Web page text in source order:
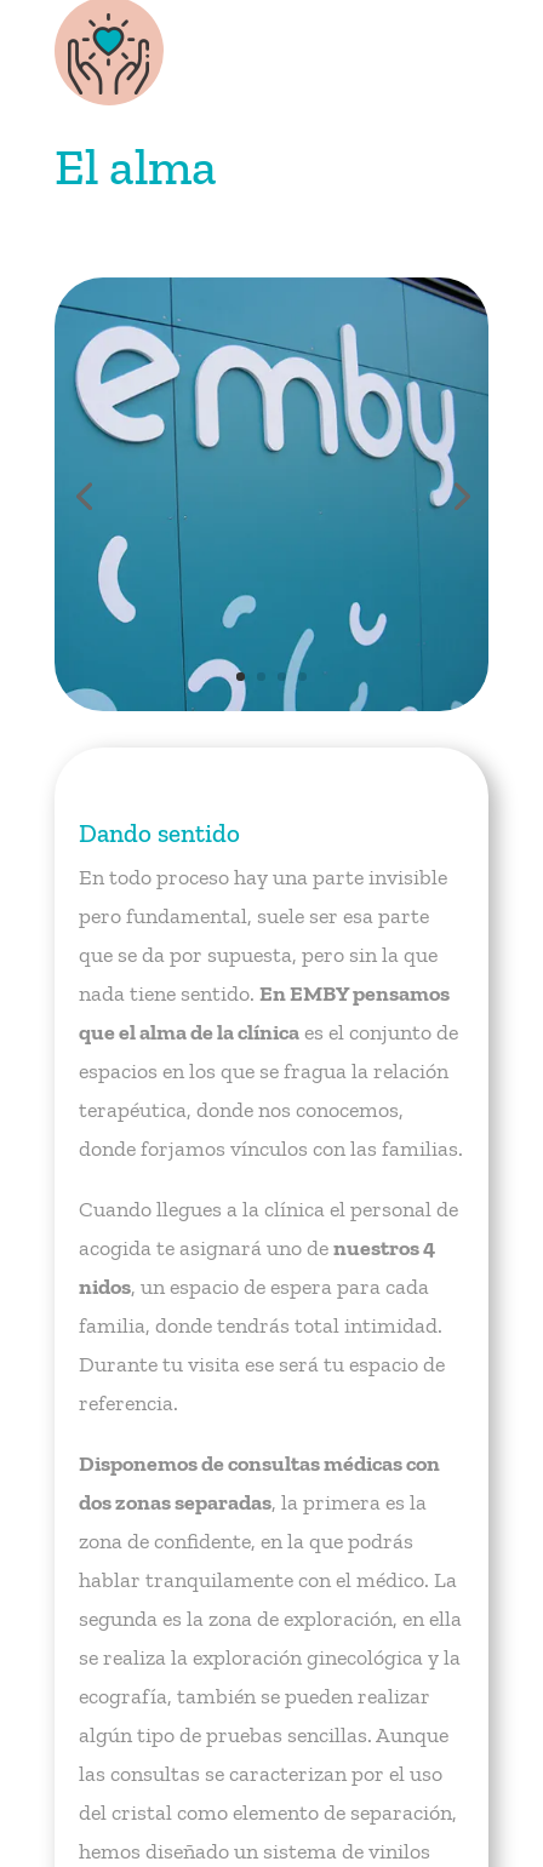
El alma
Dando sentido
En todo proceso hay una parte invisible
pero fundamental, suele ser esa parte
que se da por supuesta, pero sin la que
nada tiene sentido. En EMBY pensamos
que el alma de la clínicaes el conjunto de
espacios en los que se fragua la relación
terapéutica, donde nos conocemos,
donde forjamos vínculos con las familias.
Cuando llegues a la clínica el personal de
acogida te asignará uno denuestros 4
nidos, un espacio de espera para cada
familia, donde tendrás total intimidad.
Durante tu visita ese será tu espacio de
referencia.
Disponemos de consultas médicas con
dos zonas separadas, la primera es la
zona de confidente, en la que podrás
hablar tranquilamente con el médico. La
segunda es la zona de exploración, en ella
se realiza la exploración ginecológica y la
ecografía, también se pueden realizar
algún tipo de pruebas sencillas. Aunque
las consultas se caracterizan por el uso
del cristal como elemento de separación,
hemos diseñado un sistema de vinilos